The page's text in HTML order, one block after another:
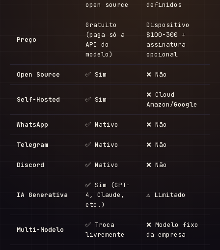
open source
definidos
Preço
Gratuito
(paga só a
API do
modelo)
Dispositivo
$100-300 +
assinatura
opcional
Open Source ✅ Sim ❌ Não
Self-Hosted ✅ Sim
❌ Cloud
Amazon/Google
WhatsApp ✅ Nativo ❌ Não
Telegram ✅ Nativo ❌ Não
Discord ✅ Nativo ❌ Não
IA Generativa
✅ Sim (GPT-
4, Claude,
etc.)
⚠ Limitado
Multi-Modelo
✅ Troca
livremente
❌ Modelo fixo
da empresa